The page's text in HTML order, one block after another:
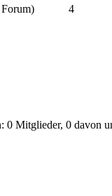
4
Mitglieder, 0 davon